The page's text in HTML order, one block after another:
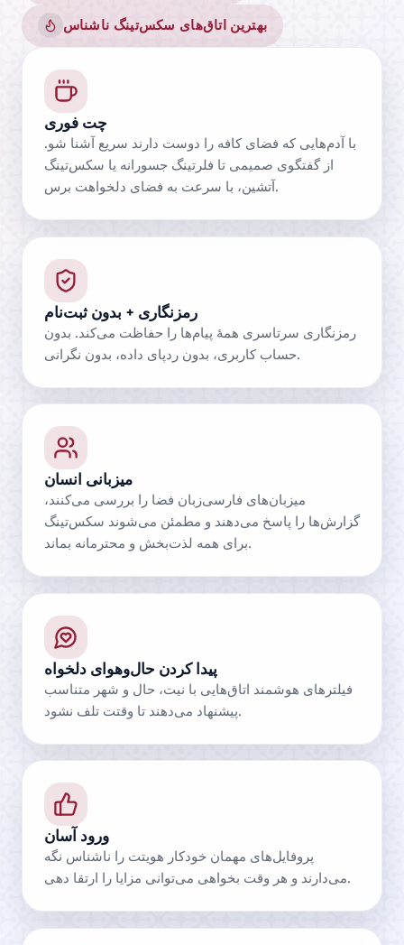
بهترین اتاق‌های سکس‌تینگ ناشناس
چت فوری
با آدم‌هایی که فضای کافه را دوست دارند سریع آشنا شو.
از گفتگوی صمیمی تا فلرتینگ جسورانه یا سکس‌تینگ
آتشین، با سرعت به فضای دلخواهت برس.
رمزنگاری + بدون ثبت‌نام
رمزنگاری سرتاسری همهٔ پیام‌ها را حفاظت می‌کند. بدون
حساب کاربری، بدون ردپای داده، بدون نگرانی.
میزبانی انسان
میزبان‌های فارسی‌زبان فضا را بررسی می‌کنند،
گزارش‌ها را پاسخ می‌دهند و مطمئن می‌شوند سکس‌تینگ
برای همه لذت‌بخش و محترمانه بماند.
پیدا کردن حال‌وهوای دلخواه
فیلترهای هوشمند اتاق‌هایی با نیت، حال و شهر متناسب
پیشنهاد می‌دهند تا وقتت تلف نشود.
ورود آسان
پروفایل‌های مهمان خودکار هویتت را ناشناس نگه
می‌دارند و هر وقت بخواهی می‌توانی مزایا را ارتقا دهی.